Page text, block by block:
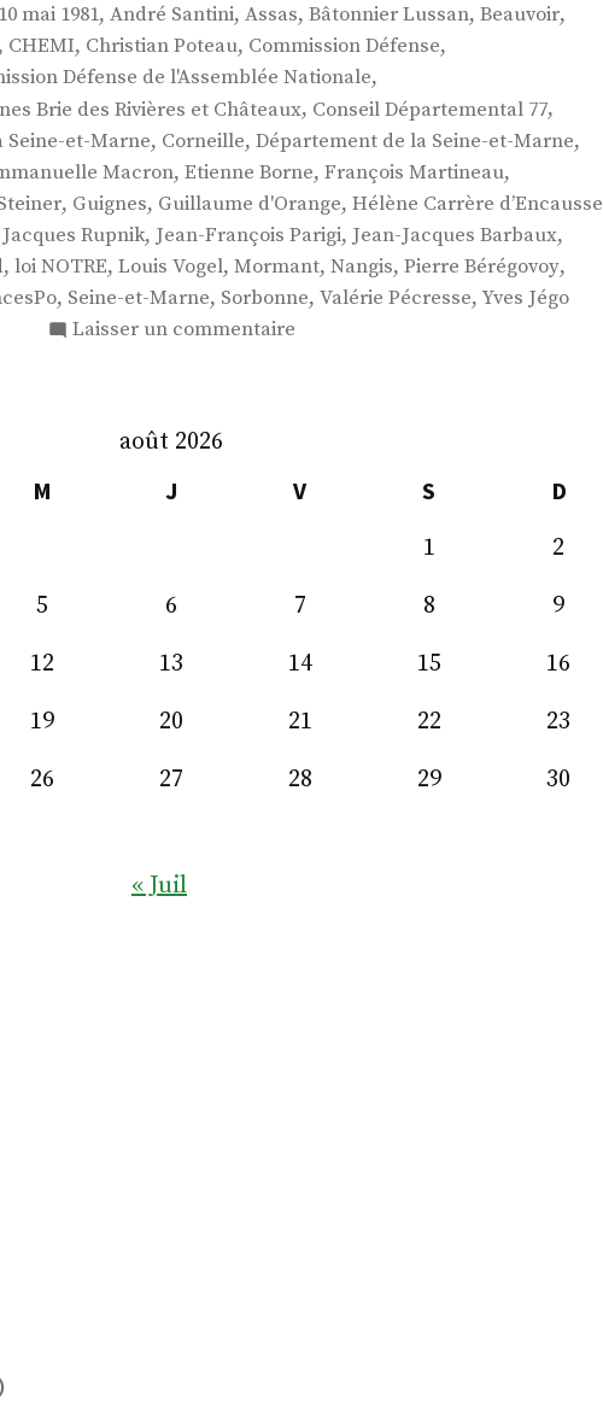
dans
10 mai 1981, André Santini, Assas, Bâtonnier Lussan, Beauvoir,
, CHEMI, Christian Poteau, Commission Défense,
Défense de l'Assemblée Nationale,
Brie des Rivières et Châteaux, Conseil Départemental 77,
Seine-et-Marne, Corneille, Département de la Seine-et-Marne,
Macron, Etienne Borne, François Martineau,
, Guignes, Guillaume d'Orange, Hélène Carrère d’Encausse
Jacques Rupnik, Jean-François Parigi, Jean-Jacques Barbaux,
, loi NOTRE, Louis Vogel, Mormant, Nangis, Pierre Bérégovoy,
, Seine-et-Marne, Sorbonne, Valérie Pécresse,Yves Jégo
Laisser un commentairesur
août 2026
M J V S
D
1
2
5 6 7 8
9
12 13 14 15
16
19 20 21 22
23
26 27 28 29
30
« Juil